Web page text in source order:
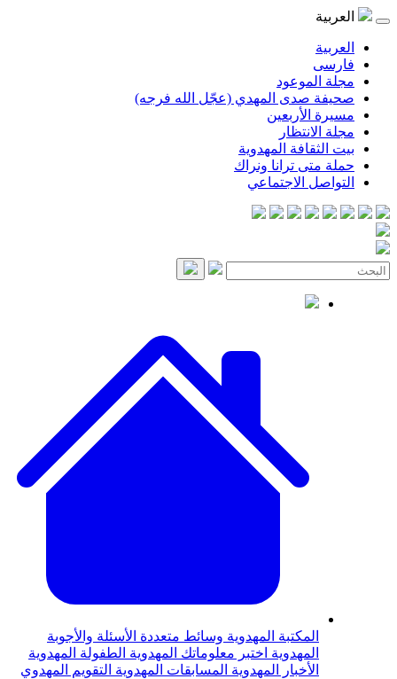
المهدي (عجّل الله فرجه)
المهدوية
ترانا ونراك
الاجتماعي
المهدويةوسائط متعددةالأسئلة والأجوبة
اختبر معلوماتك المهدويةالطفولة المهدوية
المهدويةالمسابقات المهدويةالتقويم المهدوي